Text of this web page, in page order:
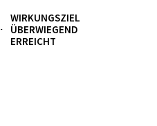
WIRKUNGSZIEL
ÜBERWIEGEND
ERREICHT